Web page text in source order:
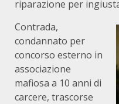
riparazione per
Contrada,
condannato per
concorso esterno in
associazione
mafiosa a 10 anni di
carcere, trascorse